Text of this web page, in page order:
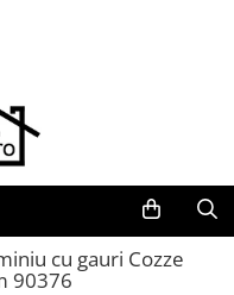
cu gauri Cozze
90376